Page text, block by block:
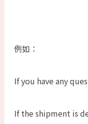
例如：
If you have any
If the shipment is